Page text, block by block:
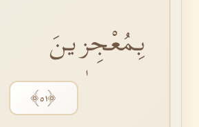
بِمُعْجِزٖينَ
﴿٥١﴾